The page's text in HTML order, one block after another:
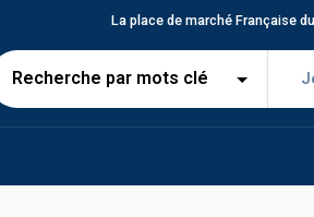
La place de marché Française